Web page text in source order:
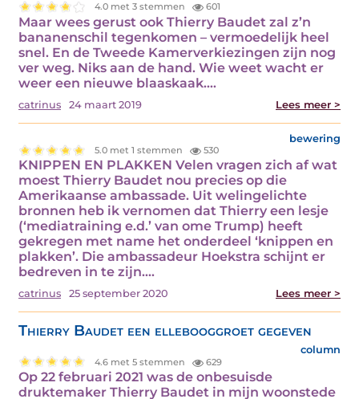
4.0 met 3 stemmen 601
Maar wees gerust ook Thierry Baudet zal z’n
bananenschil tegenkomen – vermoedelijk heel
snel. En de Tweede Kamerverkiezingen zijn nog
ver weg. Niks aan de hand. Wie weet wacht er
weer een nieuwe blaaskaak.…
catrinus 24 maart 2019 Lees meer >
bewering
5.0 met 1 stemmen 530
KNIPPEN EN PLAKKEN Velen vragen zich af wat
moest Thierry Baudet nou precies op die
Amerikaanse ambassade. Uit welingelichte
bronnen heb ik vernomen dat Thierry een lesje
(‘mediatraining e.d.’ van ome Trump) heeft
gekregen met name het onderdeel ‘knippen en
plakken’. Die ambassadeur Hoekstra schijnt er
bedreven in te zijn.…
catrinus 25 september 2020 Lees meer >
Thierry Baudet een ellebooggroet gegeven
column
4.6 met 5 stemmen 629
Op 22 februari 2021 was de onbesuisde
druktemaker Thierry Baudet in mijn woonstede